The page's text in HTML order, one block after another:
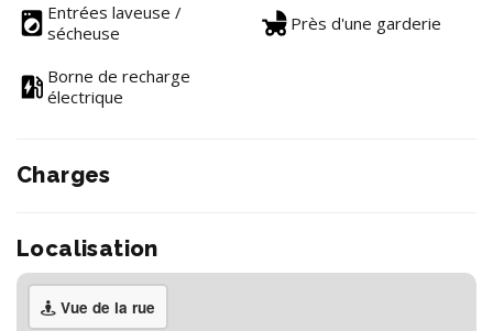
Entrées laveuse /
sécheuse
Près d'une garderie
Borne de recharge
électrique
Charges
Localisation
Vue de la rue